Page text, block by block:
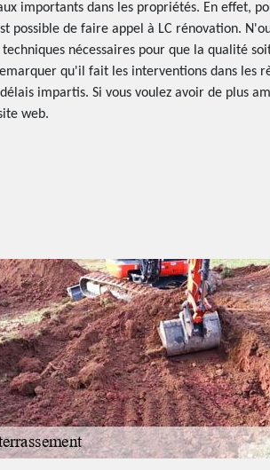
importants dans les propriétés. En effet,
possible de faire appel à LC rénovation.
nécessaires pour que la qualité
qu'il fait les interventions dans les
impartis. Si vous voulez avoir de plus
web.